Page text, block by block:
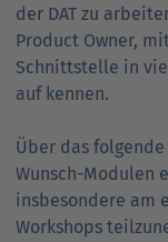
der DAT zu
Product Owner,
Schnittstelle in
auf kennen.
Über das
Wunsch-Modulen
insbesondere am
Workshops